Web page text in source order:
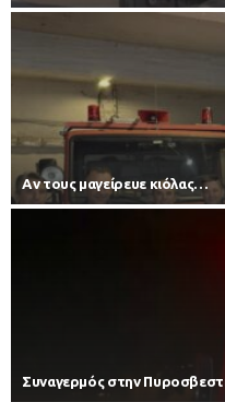
Αν τους μαγείρευε κιόλας…
Συναγερμός στην